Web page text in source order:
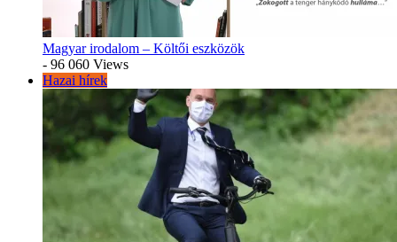
Magyar irodalom – Költői eszközök
- 96 060 Views
Hazai hírek